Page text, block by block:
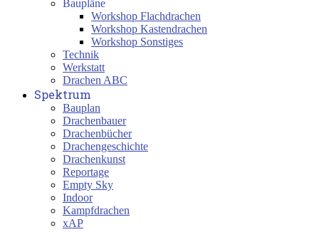
Baupläne
Workshop Flachdrachen
Workshop Kastendrachen
Workshop Sonstiges
Technik
Werkstatt
Drachen ABC
Spektrum
Bauplan
Drachenbauer
Drachenbücher
Drachengeschichte
Drachenkunst
Reportage
Empty Sky
Indoor
Kampfdrachen
xAP